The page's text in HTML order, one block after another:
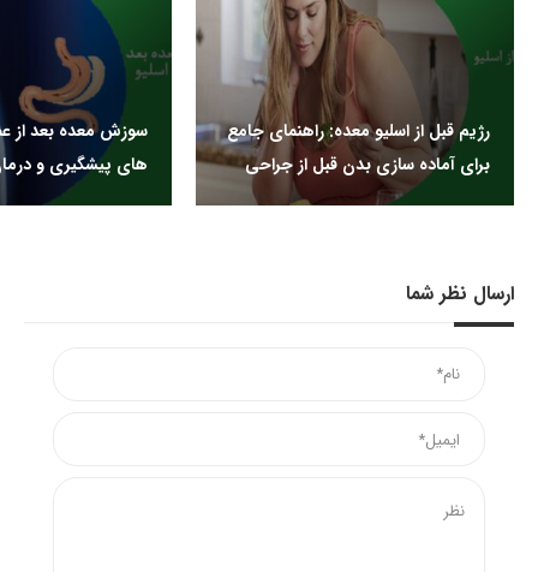
رژیم قبل از اسلیو معده: راهنمای جامع
برای آماده سازی بدن قبل از جراحی
سوزش معده بعد از
های پیشگیری و
ارسال نظر شما